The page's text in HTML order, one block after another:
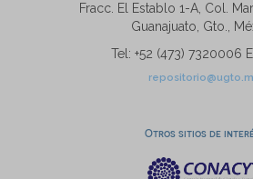
Fracc. El Establo 1-A, Col.
Guanajuato, Gto.,
Tel: +52 (473) 7320006
Otros sitios de